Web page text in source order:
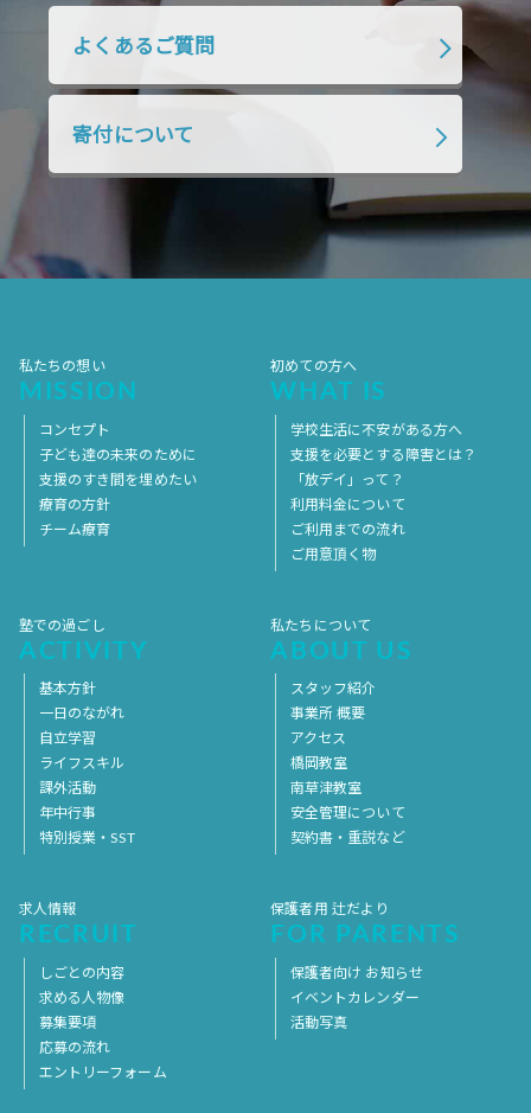
2018年7月 2018年6月
2018年4月 2018年3月 2018年2月
2018年1月 2017年12月
2017年10月 2017年9月 2017年8月
2017年5月
2017年4月
よくあるご質問
寄付について
私たちの想い
MISSION
コンセプト
子ども達の未来のために
支援のすき間を埋めたい
療育の方針
チーム療育
初めての方へ
WHAT IS
学校生活に不安がある方へ
支援を必要とする障害とは？
「放デイ」って？
利用料金について
ご利用までの流れ
ご用意頂く物
塾での過ごし
ACTIVITY
基本方針
一日のながれ
自立学習
ライフスキル
課外活動
年中行事
特別授業・SST
私たちについて
ABOUT US
スタッフ紹介
事業所 概要
アクセス
橋岡教室
南草津教室
安全管理について
契約書・重説など
求人情報
RECRUIT
しごとの内容
求める人物像
募集要項
応募の流れ
エントリーフォーム
保護者用 辻だより
FOR PARENTS
保護者向け お知らせ
イベントカレンダー
活動写真